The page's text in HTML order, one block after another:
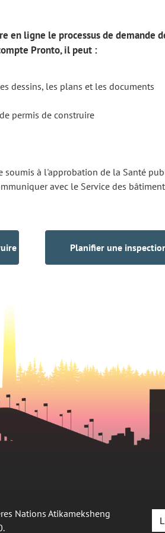
en ligne le processus de demande
Pronto, il peut :
dessins, les plans et les documents
permis de construire
soumis à l'approbation de la Santé
avec le Service des
Planifier une
Nations Atikameksheng